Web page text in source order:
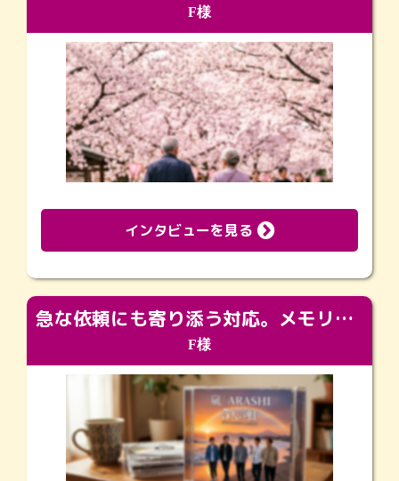
F様
インタビューを見る
急な依頼にも寄り添う対応。メモリアルコーナーで振り返る大切な日々
F様